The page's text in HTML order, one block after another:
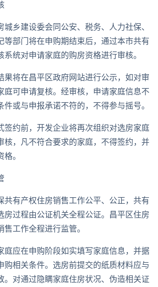
城乡建设委会同公安、税务、人力社保、
等部门将在申购期结束后，通过本市共有
系统对申请家庭的购房资格进行审核。
果将在昌平区政府网站进行公示，如对审
庭可申请复核。经审核，申请家庭信息不
件或与申报承诺不符的，不得参与摇号。
签约前，开发企业将再次组织对选房家庭
核，凡不符合要求的家庭，不得签约，并
资格。
共有产权住房销售工作公平、公正，共有
房过程由公证机关全程公证。昌平区住房
工作全程进行监管。
庭应在申购阶段如实填写家庭信息，并据
购相关条件。选房前提交的纸质材料应与
。对通过隐瞒家庭住房状况、伪造相关证